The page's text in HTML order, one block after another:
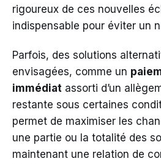
rigoureux de ces nouvelles
indispensable pour éviter un
Parfois, des solutions
envisagées, comme un
immédiat assorti d’un
restante sous certaines
permet de maximiser les
une partie ou la totalité des
maintenant une relation de